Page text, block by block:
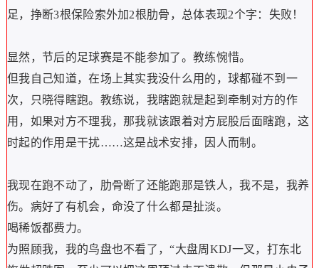
足，挣断3根保险索外加2根肋骨，总体表现2个字：失败！
显然，节后的足球赛是不能参加了。教练惋惜。
但我自己知道，在场上其实我没什么用的，球都碰不到一
次，只晓得瞎跑。教练说，我瞎跑就是起到牵制对方的作
用，如果对方不理我，那我就该跟着对方屁股后面瞎跑，这
时起的作用是干扰……这是战术安排，因人而制。
我现在跑不动了，肋骨断了还能跑那是铁人，我不是，我养
伤。病好了有机会，命没了什么都是扯淡。
喝稀饭都费力。
为照顾我，我的鸟盘也不看了，“大盘周KDJ一叉，打东北